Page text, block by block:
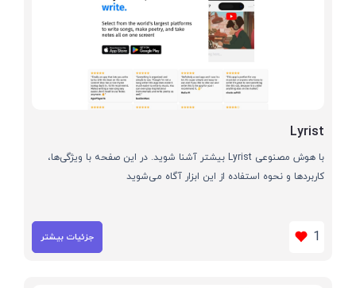
Lyrist
با هوش مصنوعی Lyrist بیشتر آشنا شوید. در این صفحه با ویژگی‌ها،
کاربردها و نحوه استفاده از این ابزار آگاه می‌شوید
1 جزئیات بیشتر